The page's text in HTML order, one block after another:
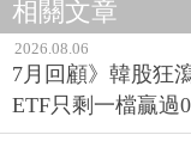
相關文章
2026.08.06
7月回顧》韓股狂
ETF只剩一檔贏過